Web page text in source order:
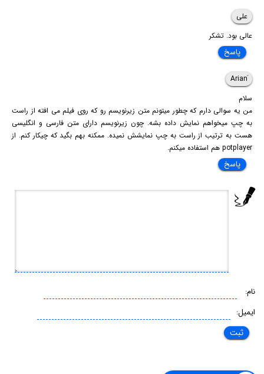
علی
عالی بود. تشکر
پاسخ
سلام
من یه سوالی دارم که چطور میتونم متن زیرنویسم رو که روی فیلم می افته از راست
به چپ میخواهم نمایش داده بشه. چون زیرنویسم دارای متن فارسی و انگلیسی
هست به ترتیب از راست به چپ نمایشش نمیده. ممکنه بهم بگید که چیکار کنم. از
potplayer هم استفاده میکنم.
پاسخ
نام:
ایمیل: